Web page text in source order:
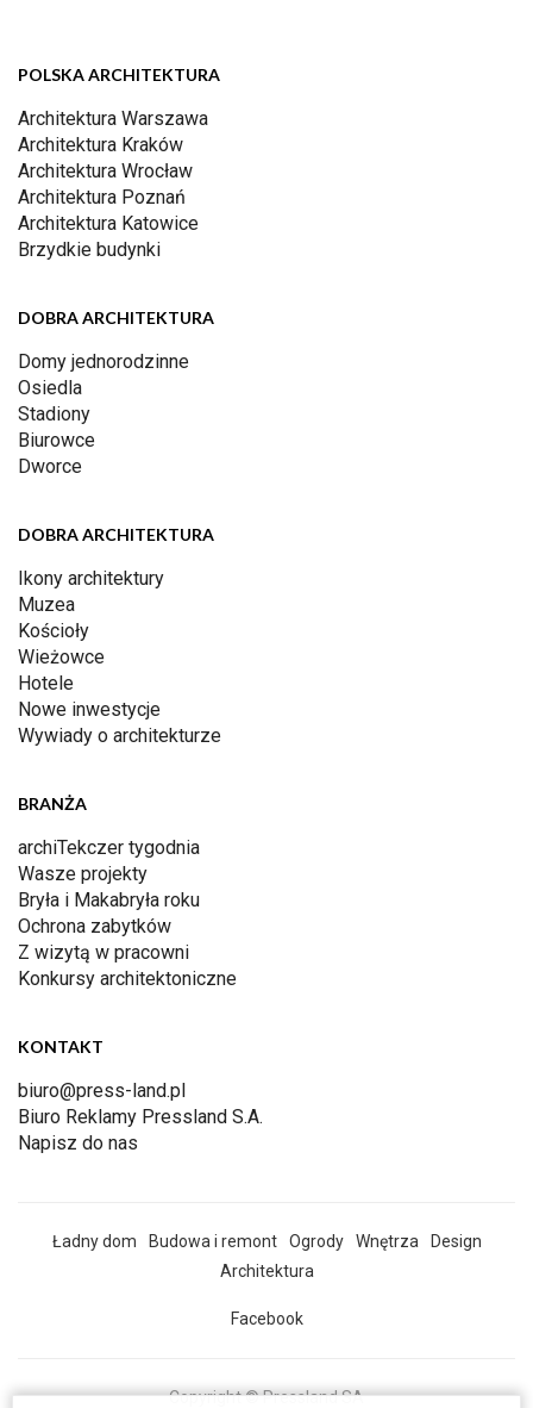
POLSKA ARCHITEKTURA
Architektura Warszawa
Architektura Kraków
Architektura Wrocław
Architektura Poznań
Architektura Katowice
Brzydkie budynki
DOBRA ARCHITEKTURA
Domy jednorodzinne
Osiedla
Stadiony
Biurowce
Dworce
DOBRA ARCHITEKTURA
Ikony architektury
Muzea
Kościoły
Wieżowce
Hotele
Nowe inwestycje
Wywiady o architekturze
BRANŻA
archiTekczer tygodnia
Wasze projekty
Bryła i Makabryła roku
Ochrona zabytków
Z wizytą w pracowni
Konkursy architektoniczne
KONTAKT
biuro@press-land.pl
Biuro Reklamy Pressland S.A.
Napisz do nas
Ładny dom Budowa i remont Ogrody Wnętrza
Design
Architektura
Facebook
Copyright © Pressland SA